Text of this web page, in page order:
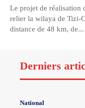
Le projet de réalisation
relier la wilaya de Tizi-
distance de 48 km, de...
Derniers
National